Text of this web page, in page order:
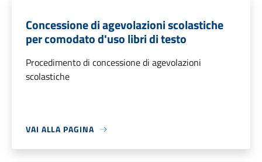
Concessione di agevolazioni scolastiche
per comodato d'uso libri di testo
Procedimento di concessione di agevolazioni
scolastiche
VAI ALLA PAGINA